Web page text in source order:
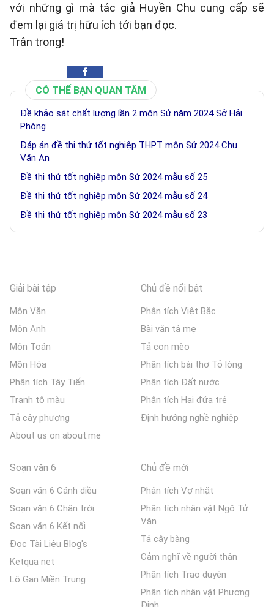
với những gì mà tác giả Huyền Chu cung cấp sẽ
đem lại giá trị hữu ích tới bạn đọc.
Trân trọng!
CÓ THỂ BẠN QUAN TÂM
Đề khảo sát chất lượng lần 2 môn Sử năm 2024 Sở Hải
Phòng
Đáp án đề thi thử tốt nghiệp THPT môn Sử 2024 Chu
Văn An
Đề thi thử tốt nghiệp môn Sử 2024 mẫu số 25
Đề thi thử tốt nghiệp môn Sử 2024 mẫu số 24
Đề thi thử tốt nghiệp môn Sử 2024 mẫu số 23
Giải bài tập
Môn Văn
Môn Anh
Môn Toán
Môn Hóa
Phân tích Tây Tiến
Tranh tô màu
Tả cây phượng
About us on about.me
Chủ đề nổi bật
Phân tích Việt Bắc
Bài văn tả mẹ
Tả con mèo
Phân tích bài thơ Tỏ lòng
Phân tích Đất nước
Phân tích Hai đứa trẻ
Định hướng nghề nghiệp
Soạn văn 6
Soạn văn 6 Cánh diều
Soạn văn 6 Chân trời
Soạn văn 6 Kết nối
Đọc Tài Liệu Blog's
Ketqua net
Lô Gan Miền Trung
Chủ đề mới
Phân tích Vợ nhặt
Phân tích nhân vật Ngô Tử
Văn
Tả cây bàng
Cảm nghĩ về người thân
Phân tích Trao duyên
Phân tích nhân vật Phương